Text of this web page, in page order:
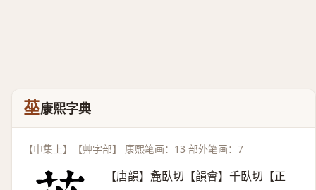
莝康熙字典
【申集上】【艸字部】 康熙笔画：13 部外笔画：7
【唐韻】麁臥切【韻會】千臥切【正